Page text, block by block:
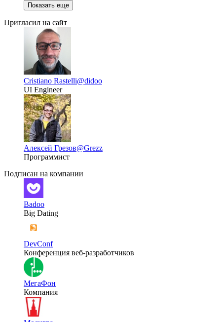
Показать еще
Пригласил на сайт
Cristiano Rastelli@didoo
UI Engineer
Алексей Грезов@Grezz
Программист
Подписан на компании
Badoo
Big Dating
DevConf
Конференция веб-разработчиков
МегаФон
Компания